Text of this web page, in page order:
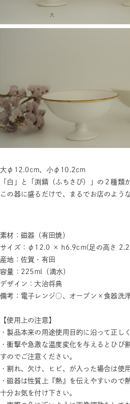
大φ12.0cm、小φ10.2cm
「白」と「渕錆（ふちさび）」の２種類
この器に盛るだけで、まるでお店のよう
素材：磁器（有田焼）
サイズ：φ12.0 × h6.9cm(足の高さ
産地：佐賀・有田
容量：225ml（満水）
デザイン：大治将典
備考：電子レンジ○、オーブン×食器洗
【使用上の注意】
・製品本来の用途使用目的に沿って正し
・衝撃や急激な温度変化を与えるとひび
すのでご注意ください。
・割れ、欠け、ヒビ、が入った場合は使
・磁器は性質上『熱』を伝えやすいので
十分お気を付け下さい。